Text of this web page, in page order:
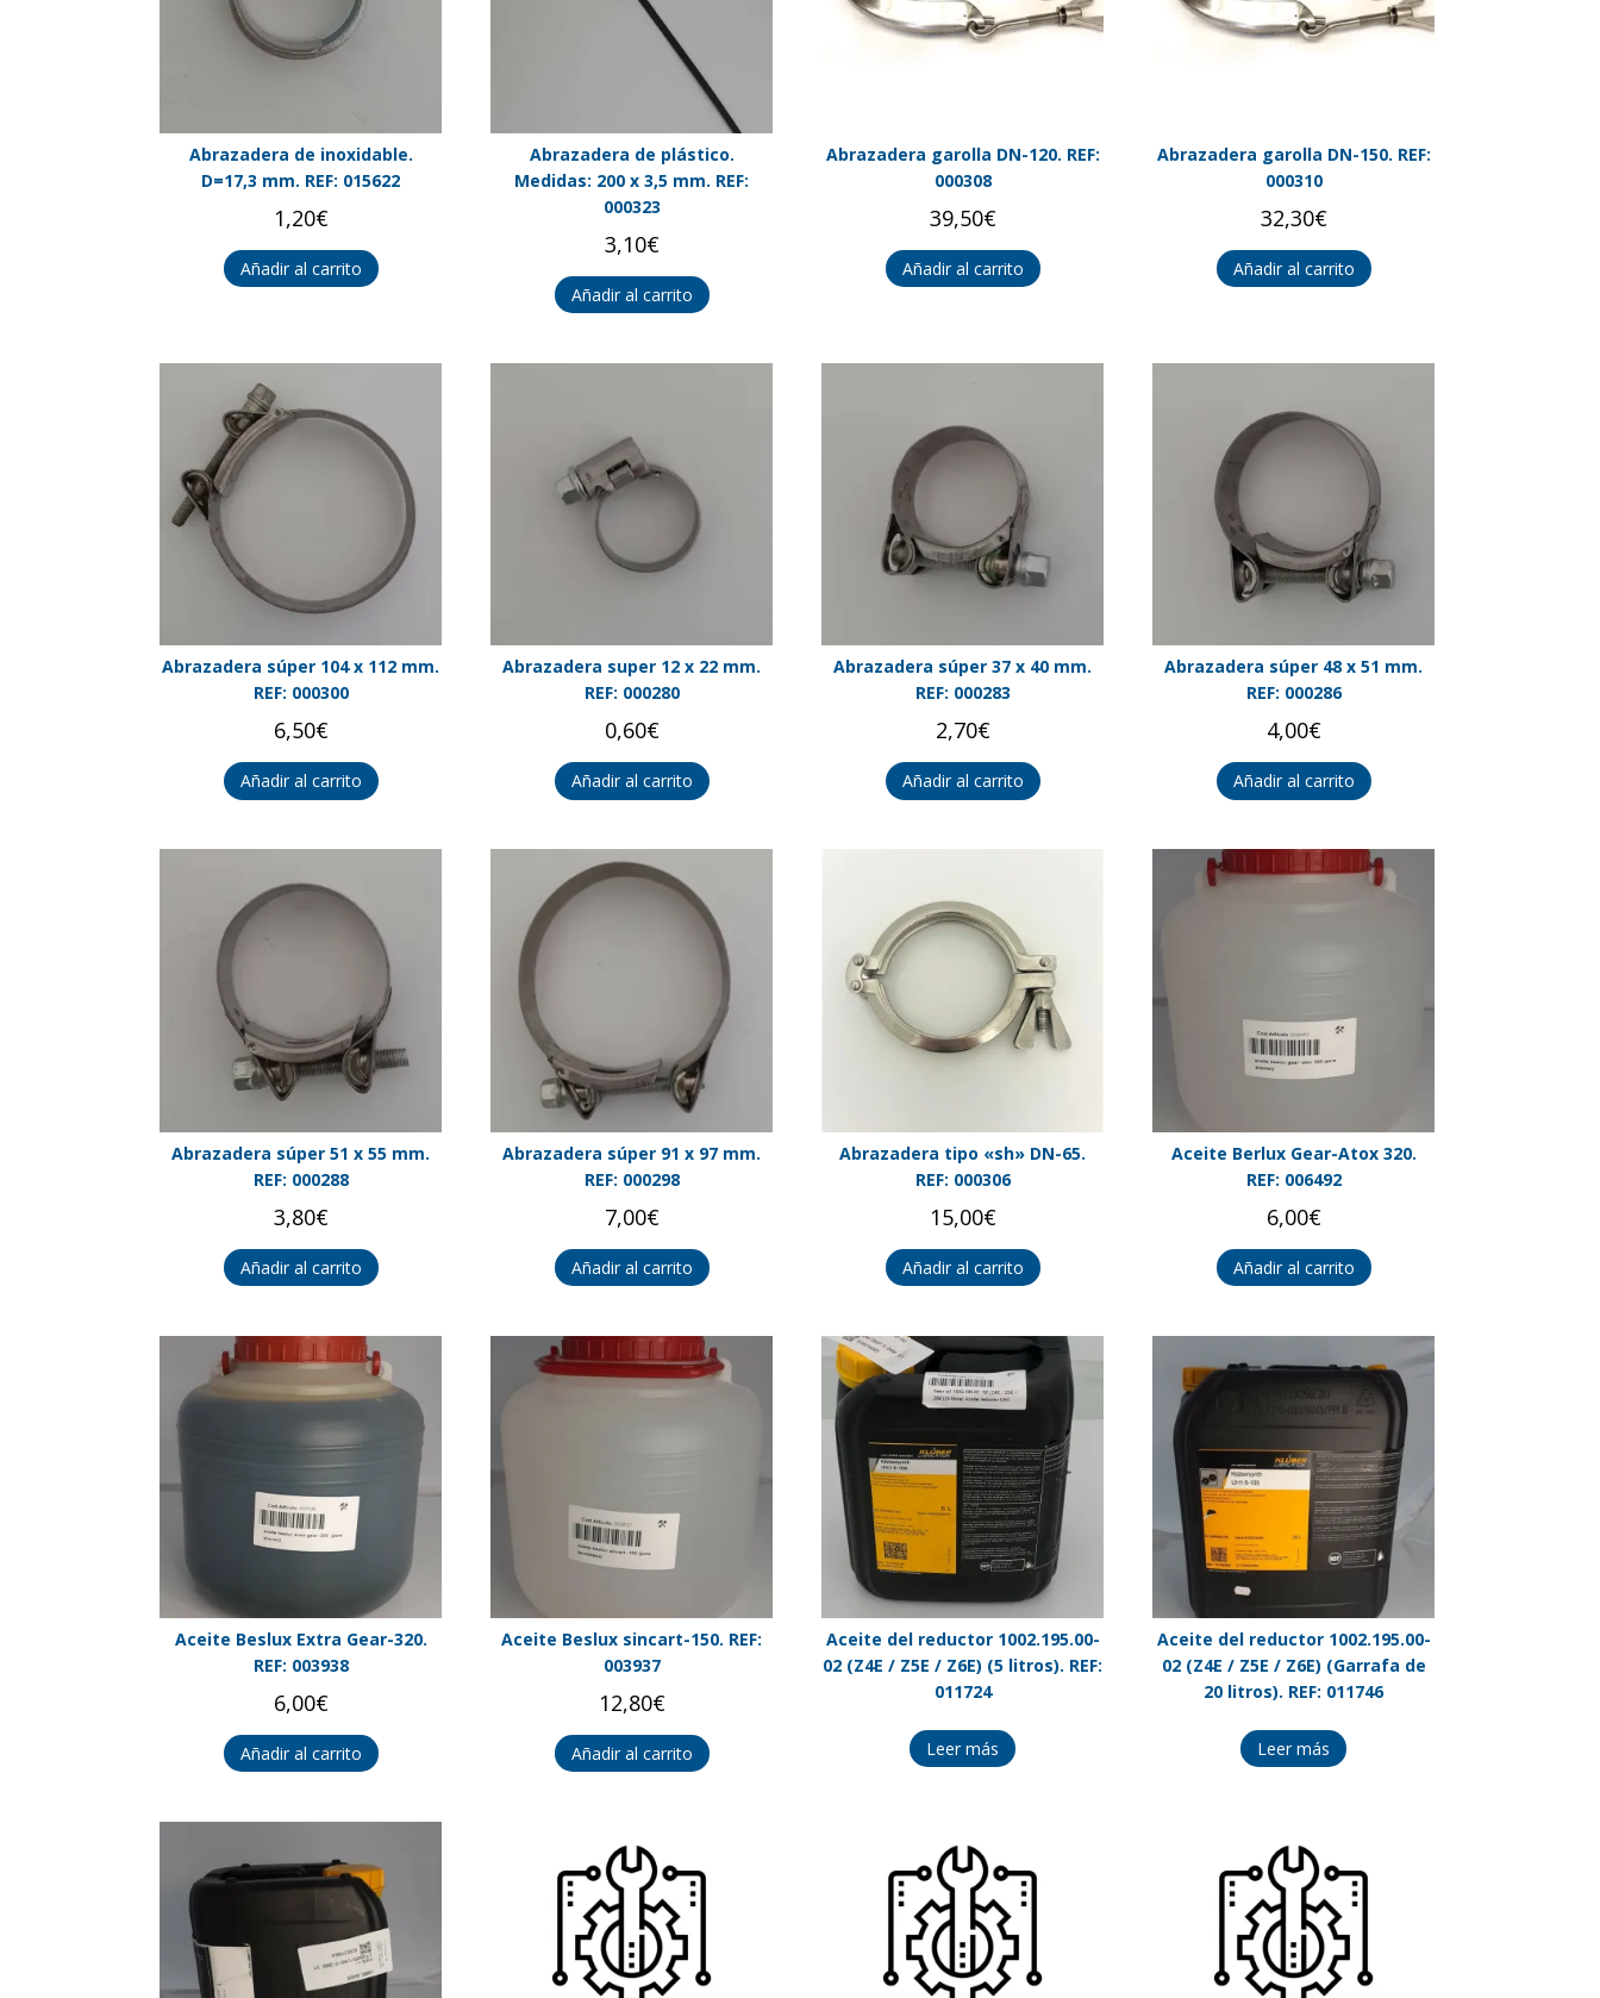
Abrazadera de inoxidable.
D=17,3 mm. REF: 015622
1,20€
Añadir al carrito
Abrazadera de plástico.
Medidas: 200 x 3,5 mm. REF:
000323
3,10€
Añadir al carrito
Abrazadera garolla DN-120. REF:
000308
39,50€
Añadir al carrito
Abrazadera garolla DN-150. REF:
000310
32,30€
Añadir al carrito
Abrazadera súper 104 x 112 mm.
REF: 000300
6,50€
Añadir al carrito
Abrazadera super 12 x 22 mm.
REF: 000280
0,60€
Añadir al carrito
Abrazadera súper 37 x 40 mm.
REF: 000283
2,70€
Añadir al carrito
Abrazadera súper 48 x 51 mm.
REF: 000286
4,00€
Añadir al carrito
Abrazadera súper 51 x 55 mm.
REF: 000288
3,80€
Añadir al carrito
Abrazadera súper 91 x 97 mm.
REF: 000298
7,00€
Añadir al carrito
Abrazadera tipo «sh» DN-65.
REF: 000306
15,00€
Añadir al carrito
Aceite Berlux Gear-Atox 320.
REF: 006492
6,00€
Añadir al carrito
Aceite Beslux Extra Gear-320.
REF: 003938
6,00€
Añadir al carrito
Aceite Beslux sincart-150. REF:
003937
12,80€
Añadir al carrito
Aceite del reductor 1002.195.00-
02 (Z4E / Z5E / Z6E) (5 litros). REF:
011724
Leer más
Aceite del reductor 1002.195.00-
02 (Z4E / Z5E / Z6E) (Garrafa de
20 litros). REF: 011746
Leer más